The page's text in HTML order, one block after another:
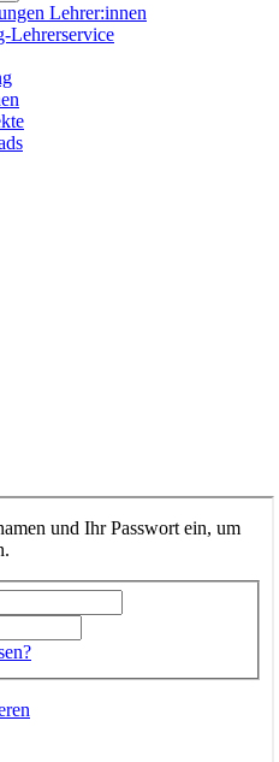
Lehrer:innen
Lehrerservice